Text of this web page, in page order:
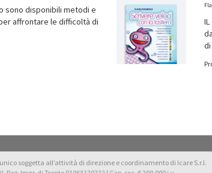
sono disponibili metodi e
affrontare le difficoltà di
di
soggetta all’attività di direzione e coordinamento di Icare S.r.l.